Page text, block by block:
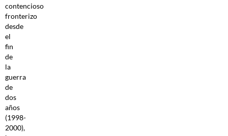
contencioso
fronterizo
desde
el
fin
de
la
guerra
de
dos
años
(1998-
2000),